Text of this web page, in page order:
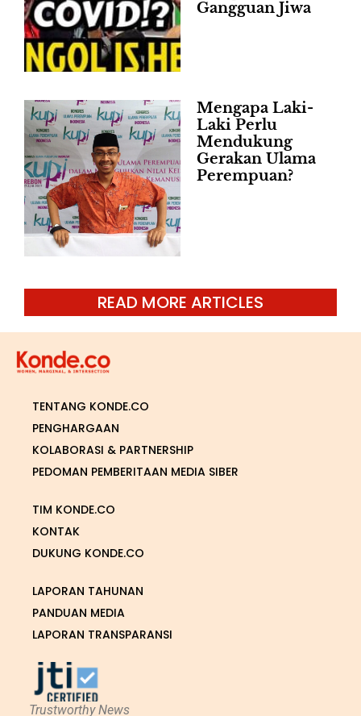
Gangguan Jiwa
Mengapa Laki-
Laki Perlu
Mendukung
Gerakan Ulama
Perempuan?
READ MORE ARTICLES
TENTANG KONDE.CO
PENGHARGAAN
KOLABORASI & PARTNERSHIP
PEDOMAN PEMBERITAAN MEDIA SIBER
TIM KONDE.CO
KONTAK
DUKUNG KONDE.CO
LAPORAN TAHUNAN
PANDUAN MEDIA
LAPORAN TRANSPARANSI
Trustworthy News